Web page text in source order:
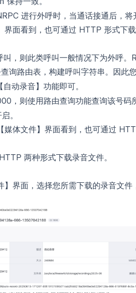
进行外呼时，当通话接通后，
面看到，也可通过 HTTP 形式下载
，则此类呼叫一般情况下为外呼。
询路由表，构建呼叫字符串。因此
动录音】功能即可。
，则使用路由查询功能查询该号码
。
体文件】界面看到，也可通过
两种形式下载录音文件。
界面，选择您所需下载的录音文件